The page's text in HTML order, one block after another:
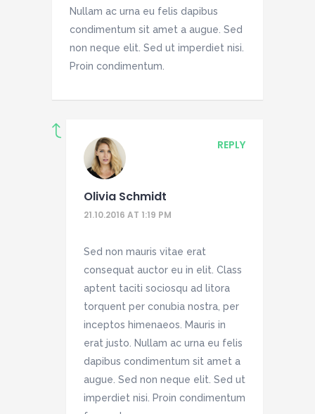
Nullam ac urna eu felis dapibus
condimentum sit amet a augue. Sed
non neque elit. Sed ut imperdiet nisi.
Proin condimentum.
REPLY
Olivia Schmidt
21.10.2016 AT 1:19 PM
Sed non mauris vitae erat
consequat auctor eu in elit. Class
aptent taciti sociosqu ad litora
torquent per conubia nostra, per
inceptos himenaeos. Mauris in
erat justo. Nullam ac urna eu felis
dapibus condimentum sit amet a
augue. Sed non neque elit. Sed ut
imperdiet nisi. Proin condimentum